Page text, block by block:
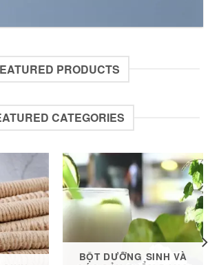
PRODUCTS
CATEGORIES
BỘT DƯỠNG SINH VÀ